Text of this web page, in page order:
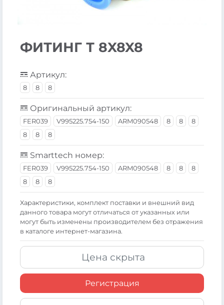
ФИТИНГ Т 8X8X8
Артикул:
8 8 8
Оригинальный артикул:
FER039 V995225.754-150 ARM090548 8 8
8
8
8 8
Smarttech номер:
FER039 V995225.754-150 ARM090548 8 8
8
8
8 8
Xарактеристики, комплект поставки и внешний вид
данного товара могут отличаться от указанных или
могут быть изменены производителем без отражения
в каталоге интернет-магазина.
Цена скрыта
Регистрация